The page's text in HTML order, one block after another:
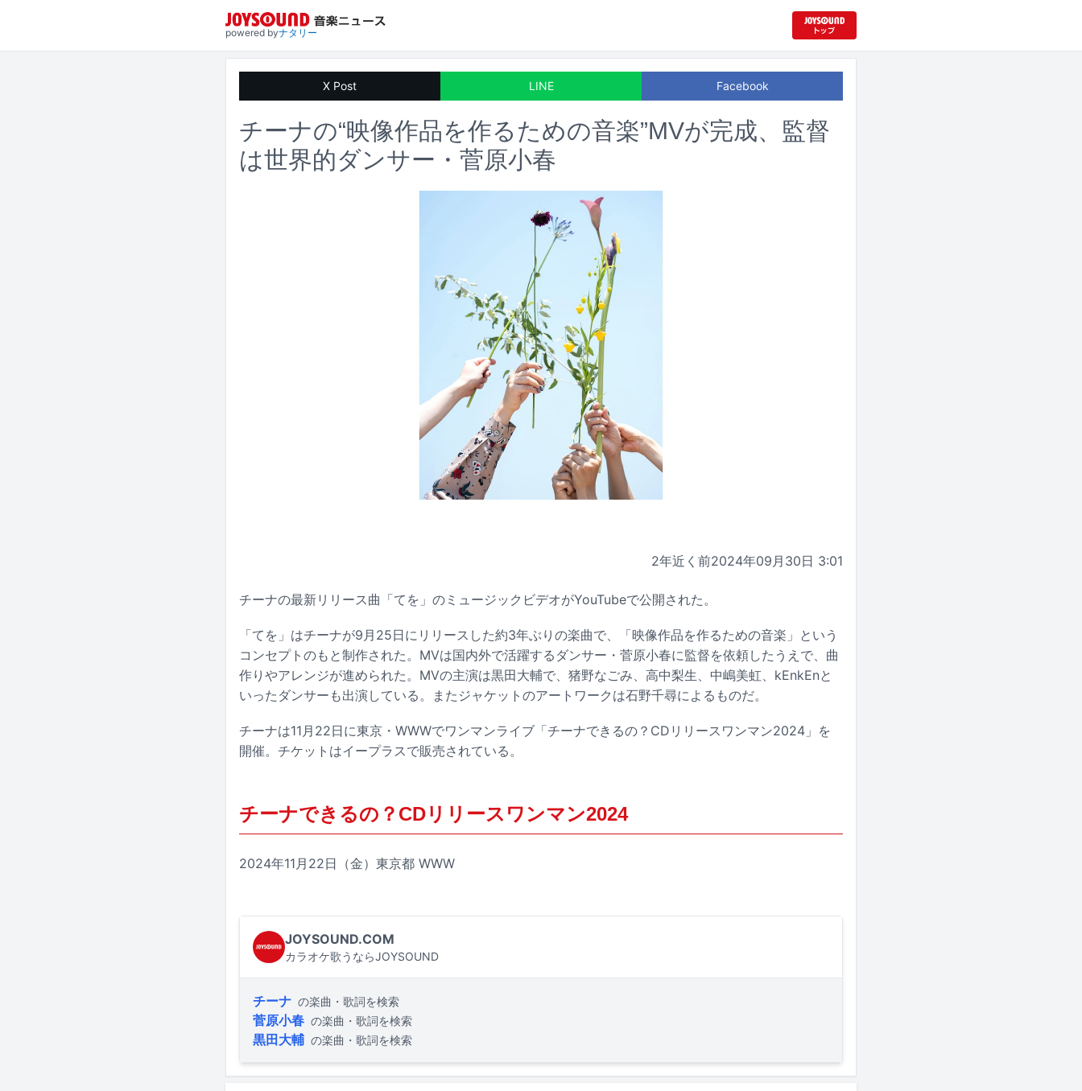
powered byナタリー
X Post LINE Facebook
チーナの“映像作品を作るための音楽”MVが完成、監督
は世界的ダンサー・菅原小春
2年近く前2024年09月30日 3:01
チーナの最新リリース曲「てを」のミュージックビデオがYouTubeで公開された。
「てを」はチーナが9月25日にリリースした約3年ぶりの楽曲で、「映像作品を作るための音楽」という
コンセプトのもと制作された。MVは国内外で活躍するダンサー・菅原小春に監督を依頼したうえで、曲
作りやアレンジが進められた。MVの主演は黒田大輔で、猪野なごみ、高中梨生、中嶋美虹、kEnkEnと
いったダンサーも出演している。またジャケットのアートワークは石野千尋によるものだ。
チーナは11月22日に東京・WWWでワンマンライブ「チーナできるの？CDリリースワンマン2024」を
開催。チケットはイープラスで販売されている。
チーナできるの？CDリリースワンマン2024
2024年11月22日（金）東京都 WWW
JOYSOUND.COM
カラオケ歌うならJOYSOUND
チーナ の楽曲・歌詞を検索
菅原小春 の楽曲・歌詞を検索
黒田大輔 の楽曲・歌詞を検索